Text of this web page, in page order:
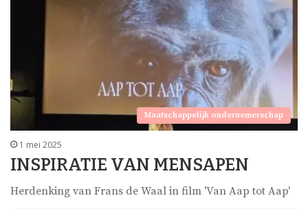
Maatschappelijk ondernemerschap
1 mei 2025
INSPIRATIE VAN MENSAPEN
Herdenking van Frans de Waal in film 'Van Aap tot Aap'